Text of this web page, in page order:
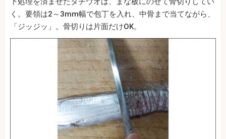
く。要領は2～3mm幅で包丁を入れ、中骨まで当てながら、
「ジッジッ」。骨切りは片面だけOK。